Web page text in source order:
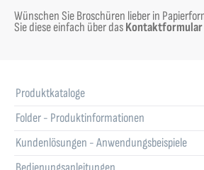
Wünschen Sie Broschüren lieber in
Sie diese einfach über dasKontaktformular
Produktkataloge
Folder - Produktinformationen
Kundenlösungen - Anwendungsbeispiele